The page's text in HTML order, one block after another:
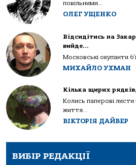
повільними...
ОЛЕГ УЩЕНКО
Відсидітись на
вийде…
Московські окупанти
МИХАЙЛО УХМАН
Кілька щирих
Колись паперові
життя...
ВІКТОРІЯ ДАЙВЕР
ВИБІР РЕДАКЦІЇ